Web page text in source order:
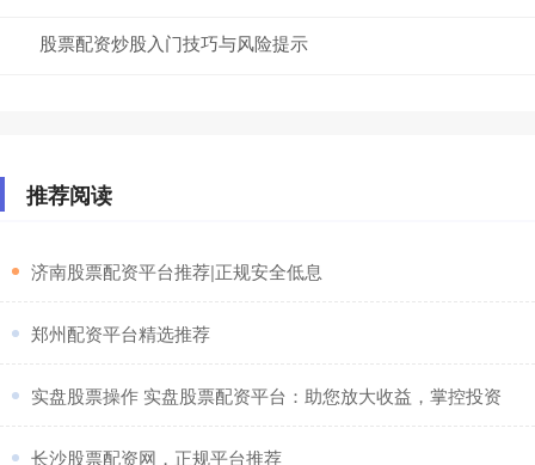
股票配资炒股入门技巧与风险提示
推荐阅读
​济南股票配资平台推荐|正规安全低息
​郑州配资平台精选推荐
​实盘股票操作 实盘股票配资平台：助您放大收益，掌控投资
​长沙股票配资网，正规平台推荐